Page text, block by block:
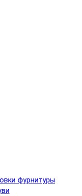
фурнитуры